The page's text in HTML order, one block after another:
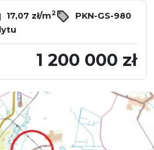
17,07 zł/m2
PKN-GS-980
1 200 000 zł